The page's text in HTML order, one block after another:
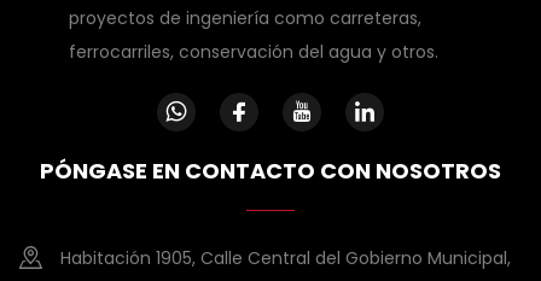
proyectos de ingeniería como carreteras,
ferrocarriles, conservación del agua y otros.
PÓNGASE EN CONTACTO CON NOSOTROS
Habitación 1905, Calle Central del Gobierno Municipal,